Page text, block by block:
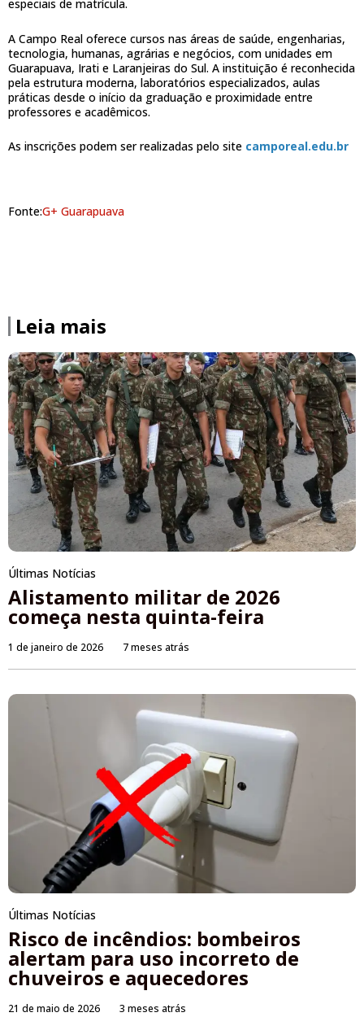
especiais de matrícula.
A Campo Real oferece cursos nas áreas de saúde, engenharias,
tecnologia, humanas, agrárias e negócios, com unidades em
Guarapuava, Irati e Laranjeiras do Sul. A instituição é reconhecida
pela estrutura moderna, laboratórios especializados, aulas
práticas desde o início da graduação e proximidade entre
professores e acadêmicos.
As inscrições podem ser realizadas pelo site camporeal.edu.br
Fonte:G+ Guarapuava
Leia mais
Últimas Notícias
Alistamento militar de 2026
começa nesta quinta-feira
1 de janeiro de 2026 7 meses atrás
Últimas Notícias
Risco de incêndios: bombeiros
alertam para uso incorreto de
chuveiros e aquecedores
21 de maio de 2026 3 meses atrás